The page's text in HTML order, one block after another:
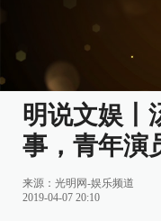
明说文娱丨
事，青年演
来源： 光明网-娱乐频道
2019-04-07 20:10